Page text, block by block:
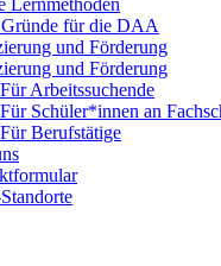
Lernmethoden
für die DAA
und Förderung
und Förderung
Für Arbeitssuchende
Für Schüler*innen an
Für Berufstätige